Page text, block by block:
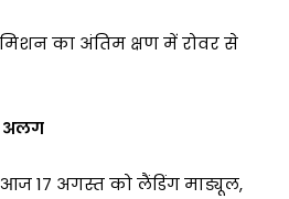
का अंतिम क्षण में रोवर से
अलग
आज 17 अगस्त को लैंडिंग माड्यूल,